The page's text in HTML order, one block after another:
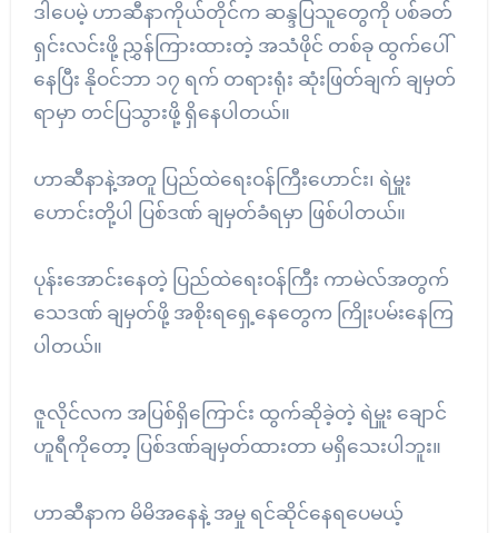
ဒါပေမဲ့ ဟာဆီနာကိုယ်တိုင်က ဆန္ဒပြသူတွေကို ပစ်ခတ်
ရှင်းလင်းဖို့ ညွှန်ကြားထားတဲ့ အသံဖိုင် တစ်ခု ထွက်ပေါ်
နေပြီး နိုဝင်ဘာ ၁၇ ရက် တရားရုံး ဆုံးဖြတ်ချက် ချမှတ်
ရာမှာ တင်ပြသွားဖို့ ရှိနေပါတယ်။
ဟာဆီနာနဲ့အတူ ပြည်ထဲရေးဝန်ကြီးဟောင်း၊ ရဲမှူး
ဟောင်းတို့ပါ ပြစ်ဒဏ် ချမှတ်ခံရမှာ ဖြစ်ပါတယ်။
ပုန်းအောင်းနေတဲ့ ပြည်ထဲရေးဝန်ကြီး ကာမဲလ်အတွက်
သေဒဏ် ချမှတ်ဖို့ အစိုးရရှေ့နေတွေက ကြိုးပမ်းနေကြ
ပါတယ်။
ဇူလိုင်လက အပြစ်ရှိကြောင်း ထွက်ဆိုခဲ့တဲ့ ရဲမှူး ချောင်
ဟူရီကိုတော့ ပြစ်ဒဏ်ချမှတ်ထားတာ မရှိသေးပါဘူး။
ဟာဆီနာက မိမိအနေနဲ့ အမှု ရင်ဆိုင်နေရပေမယ့်